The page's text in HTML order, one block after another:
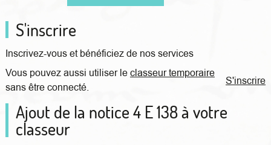
S'inscrire
Inscrivez-vous et bénéficiez de nos services
S'inscrire
Vous pouvez aussi utiliser leclasseur temporaire
sans être connecté.
Ajout de la notice 4 E 138 à votre
classeur